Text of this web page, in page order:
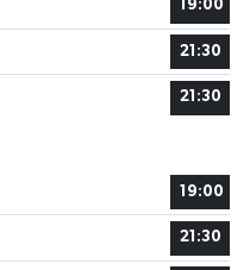
19:00
21:30
21:30
19:00
21:30